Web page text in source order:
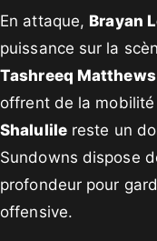
En attaque, Brayan
puissance sur la
Tashreeq Matthews
offrent de la
Shalulilereste un
Sundowns dispose
profondeur pour
offensive.